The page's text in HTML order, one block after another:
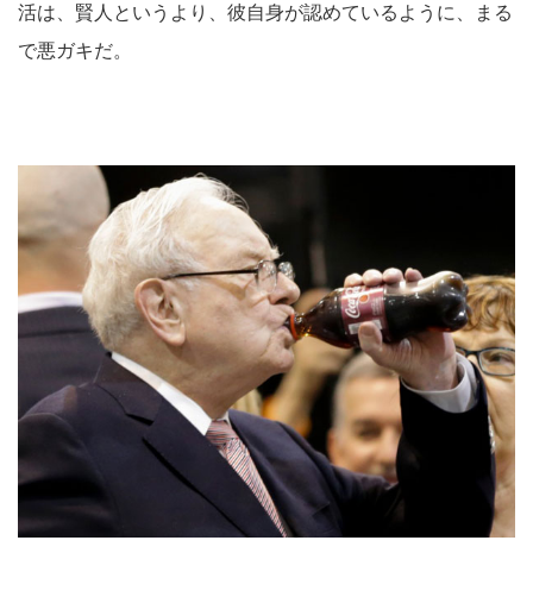
活は、賢人というより、彼自身が認めているように、まる
で悪ガキだ。